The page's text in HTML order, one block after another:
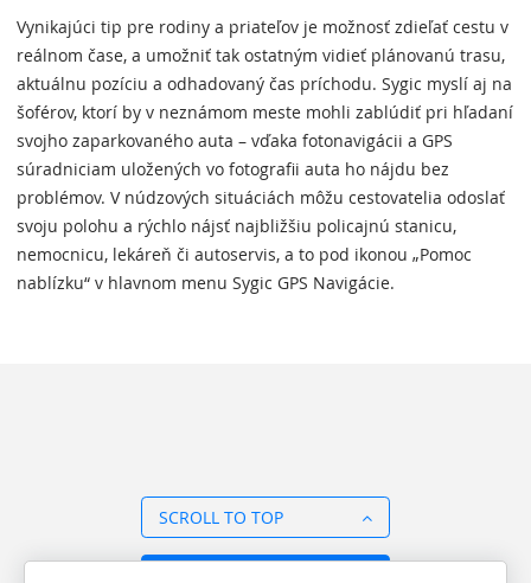
Vynikajúci tip pre rodiny a priateľov je možnosť zdieľať cestu v
reálnom čase, a umožniť tak ostatným vidieť plánovanú trasu,
aktuálnu pozíciu a odhadovaný čas príchodu. Sygic myslí aj na
šoférov, ktorí by v neznámom meste mohli zablúdiť pri hľadaní
svojho zaparkovaného auta – vďaka fotonavigácii a GPS
súradniciam uložených vo fotografii auta ho nájdu bez
problémov. V núdzových situáciách môžu cestovatelia odoslať
svoju polohu a rýchlo nájsť najbližšiu policajnú stanicu,
nemocnicu, lekáreň či autoservis, a to pod ikonou „Pomoc
nablízku“ v hlavnom menu Sygic GPS Navigácie.
SCROLL TO TOP